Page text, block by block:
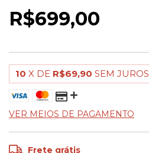
R$699,00
10 X DE R$69,90 SEM JUROS
VER MEIOS DE PAGAMENTO
Frete grátis